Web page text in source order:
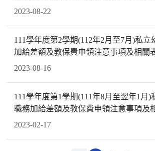
2023-08-22
111學年度第2學期(112年2月至7月)私立
加給差額及教保費申領注意事項及相關
2023-08-16
111學年度第1學期(111年8月至翌年1月)
職務加給差額及教保費申領注意事項及
2023-02-17